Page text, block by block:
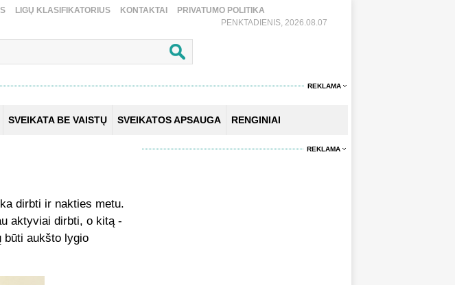
LIGŲ KLASIFIKATORIUS KONTAKTAI
PRIVATUMO POLITIKA
PENKTADIENIS, 2026.08.07
REKLAMA
SVEIKATA BE VAISTŲ SVEIKATOS APSAUGA RENGINIAI
dirbti ir nakties metu.
aktyviai dirbti, o kitą -
būti aukšto lygio
REKLAMA